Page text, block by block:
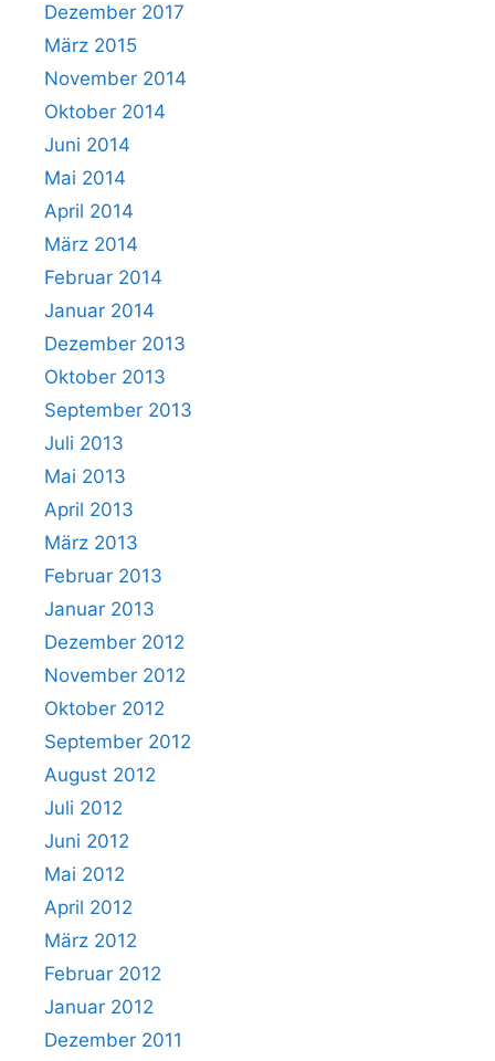
Dezember 2017
März 2015
November 2014
Oktober 2014
Juni 2014
Mai 2014
April 2014
März 2014
Februar 2014
Januar 2014
Dezember 2013
Oktober 2013
September 2013
Juli 2013
Mai 2013
April 2013
März 2013
Februar 2013
Januar 2013
Dezember 2012
November 2012
Oktober 2012
September 2012
August 2012
Juli 2012
Juni 2012
Mai 2012
April 2012
März 2012
Februar 2012
Januar 2012
Dezember 2011